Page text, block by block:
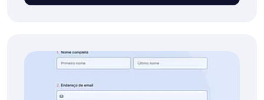
formulários rapidamente com o forms.app!